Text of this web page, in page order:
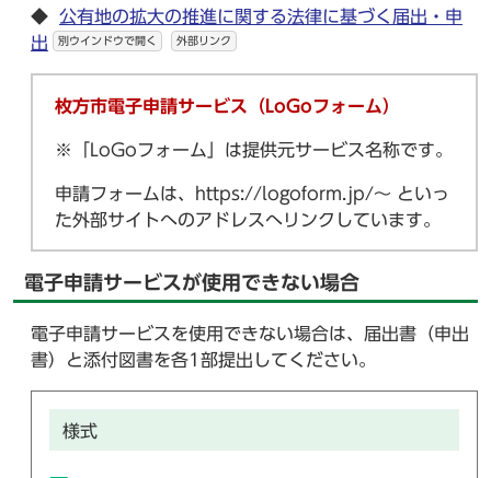
◆ 公有地の拡大の推進に関する法律に基づく届出・申
出
別ウインドウで開く 外部リンク
枚方市電子申請サービス（LoGoフォーム）
※「LoGoフォーム」は提供元サービス名称です。
申請フォームは、https://logoform.jp/～ といっ
た外部サイトへのアドレスへリンクしています。
電子申請サービスが使用できない場合
電子申請サービスを使用できない場合は、届出書（申出
書）と添付図書を各1部提出してください。
様式